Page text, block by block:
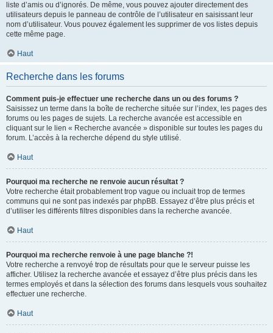
liste d’amis ou d’ignorés. De même, vous pouvez ajouter directement des
utilisateurs depuis le panneau de contrôle de l’utilisateur en saisissant leur
nom d’utilisateur. Vous pouvez également les supprimer de vos listes depuis
cette même page.
Haut
Recherche dans les forums
Comment puis-je effectuer une recherche dans un ou des forums ?
Saisissez un terme dans la boîte de recherche située sur l’index, les pages des
forums ou les pages de sujets. La recherche avancée est accessible en
cliquant sur le lien « Recherche avancée » disponible sur toutes les pages du
forum. L’accès à la recherche dépend du style utilisé.
Haut
Pourquoi ma recherche ne renvoie aucun résultat ?
Votre recherche était probablement trop vague ou incluait trop de termes
communs qui ne sont pas indexés par phpBB. Essayez d’être plus précis et
d’utiliser les différents filtres disponibles dans la recherche avancée.
Haut
Pourquoi ma recherche renvoie à une page blanche ?!
Votre recherche a renvoyé trop de résultats pour que le serveur puisse les
afficher. Utilisez la recherche avancée et essayez d’être plus précis dans les
termes employés et dans la sélection des forums dans lesquels vous souhaitez
effectuer une recherche.
Haut